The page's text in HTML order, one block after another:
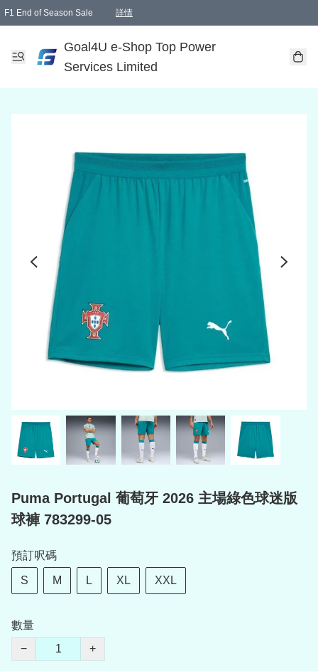
F1 End of Season Sale 詳情
Goal4U e-Shop Top Power
Services Limited
Puma Portugal 葡萄牙 2026 主場綠色球迷版
球褲 783299-05
預訂呎碼
S M L XL XXL
數量
−
+